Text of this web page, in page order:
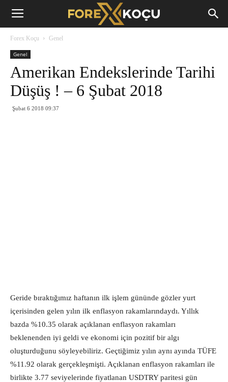
Forex
Forex Koçu Genel
Genel
Amerikan Endekslerinde Tarihi
Düşüş ! – 6 Şubat 2018
Şubat 6 2018 09:37
Geride bıraktığımız haftanın ilk işlem gününde gözler yurt
içerisinden gelen yılın ilk enflasyon rakamlarındaydı. Yıllık
bazda %10.35 olarak açıklanan enflasyon rakamları
beklenenden iyi geldi ve ekonomi için pozitif bir algı
oluşturduğunu söyleyebiliriz. Geçtiğimiz yılın aynı ayında TÜFE
%11.92 olarak gerçekleşmişti. Açıklanan enflasyon rakamları ile
birlikte 3.77 seviyelerinde fiyatlanan USDTRY paritesi gün